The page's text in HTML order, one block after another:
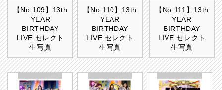
【No.109】13th
YEAR
BIRTHDAY
LIVE セレクト
生写真
【No.110】13th
YEAR
BIRTHDAY
LIVE セレクト
生写真
【No.111】13th
YEAR
BIRTHDAY
LIVE セレクト
生写真